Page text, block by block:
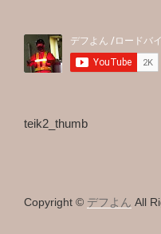
teik2_thumb
Copyright © デフよん All